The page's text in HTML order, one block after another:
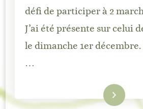
défi de participer à 2
J’ai été présente sur celui
le dimanche 1er
…
Lire la suite